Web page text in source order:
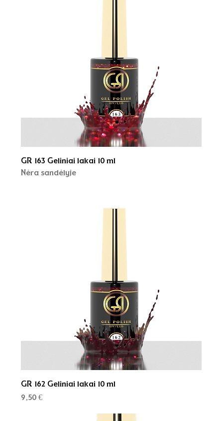
GR 163 Geliniai lakai 10 ml
Nėra sandėlyje
GR 162 Geliniai lakai 10 ml
Kaina
9,50 €